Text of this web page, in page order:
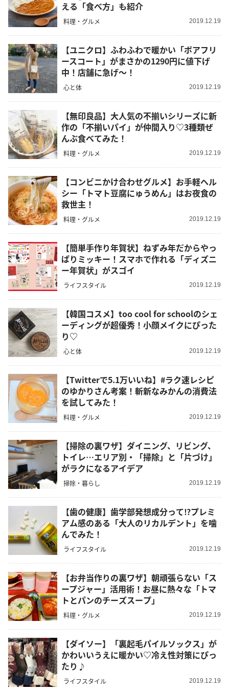
える「食べ方」も紹介
料理・グルメ 2019.12.19
【ユニクロ】ふわふわで暖かい「ボアフリ
ースコート」がまさかの1290円に値下げ
中！店舗に急げ～！
心と体 2019.12.19
【無印良品】大人気の不揃いシリーズに新
作の「不揃いパイ」が仲間入り♡3種類ぜ
んぶ食べてみた！
料理・グルメ 2019.12.19
【コンビニかけ合わせグルメ】お手軽ヘル
シー「トマト豆腐にゅうめん」はお夜食の
救世主！
料理・グルメ 2019.12.19
【簡単手作り年賀状】ねずみ年だからやっ
ぱりミッキー！スマホで作れる「ディズニ
ー年賀状」がスゴイ
ライフスタイル 2019.12.19
【韓国コスメ】too cool for schoolのシェ
ーディングが超優秀！小顔メイクにぴった
り♡
心と体 2019.12.19
【Twitterで5.1万いいね】#ラク速レシピ
のゆかりさん考案！斬新なみかんの消費法
を試してみた！
料理・グルメ 2019.12.19
【掃除の裏ワザ】ダイニング、リビング、
トイレ…エリア別・「掃除」と「片づけ」
がラクになるアイデア
掃除・暮らし 2019.12.19
【歯の健康】歯学部発想成分って⁉プレミ
アム感のある「大人のリカルデント」を噛
んでみた！
ライフスタイル 2019.12.19
【お弁当作りの裏ワザ】朝頑張らない「ス
ープジャー」活用術！お昼に熱々な「トマ
トとパンのチーズスープ」
料理・グルメ 2019.12.19
【ダイソー】「裏起毛パイルソックス」が
かわいいうえに暖かい♡冷え性対策にぴっ
たり♪
ライフスタイル 2019.12.19